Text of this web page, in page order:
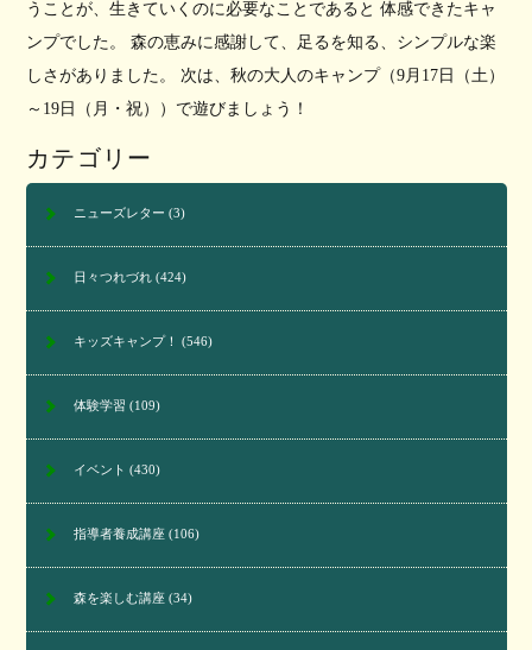
うことが、生きていくのに必要なことであると 体感できたキャ
ンプでした。 森の恵みに感謝して、足るを知る、シンプルな楽
しさがありました。 次は、秋の大人のキャンプ（9月17日（土）
～19日（月・祝））で遊びましょう！
カテゴリー
ニューズレター (3)
日々つれづれ(424)
キッズキャンプ！ (546)
体験学習 (109)
イベント (430)
指導者養成講座(106)
森を楽しむ講座(34)